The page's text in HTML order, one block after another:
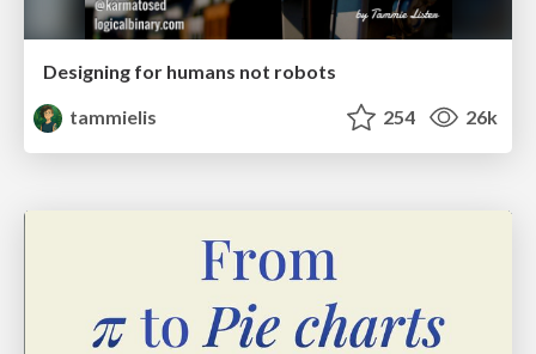
Designing for humans not robots
tammielis
254 26k